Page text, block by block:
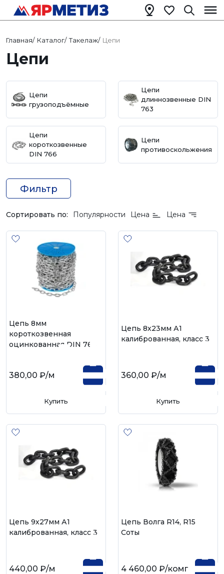
Главная/ Каталог/ Такелаж/ Цепи
Цепи
Цепи
грузоподъёмные
Цепи
длиннозвенные DIN
763
Цепи
короткозвенные
DIN 766
Цепи
противоскольжения
Фильтр
Сортировать по: Популярности Цена Цена
Цепь 8мм
короткозвенная
оцинкованная DIN 766
380,00 ₽/м
Купить
Цепь 8х23мм А1
калиброванная, класс 3
360,00 ₽/м
Купить
Цепь 9х27мм А1
калиброванная, класс 3
440,00 ₽/м
Цепь Волга R14, R15
Соты
4 460,00 ₽/компл